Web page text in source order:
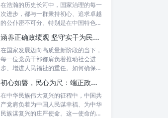
在浩瀚的历史长河中，国家治理的每一
次进步，都与一群秉持初心、追求卓越
的公仆密不可分。特别是在中国特色社
涵养正确政绩观 坚守实干为民情怀：新时代干部成长的双重基石
在国家发展迈向高质量新阶段的当下，
每一位党员干部都肩负着推动社会进
步、增进人民福祉的重任。如何确保我
初心如磐，民心为尺：端正政绩价值取向，砥砺为民服务初心的新时代答卷
在中华民族伟大复兴的征程中，中国共
产党肩负着为中国人民谋幸福、为中华
民族谋复兴的庄严使命。这一使命的实